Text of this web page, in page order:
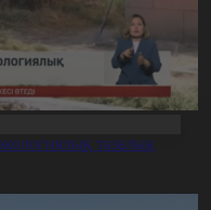
тазалық